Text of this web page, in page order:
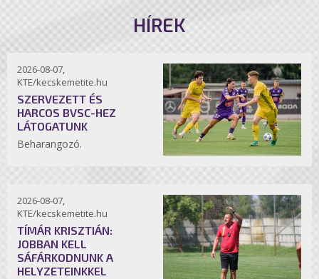
HÍREK
2026-08-07,
KTE/kecskemetite.hu
SZERVEZETT ÉS
HARCOS BVSC-HEZ
LÁTOGATUNK
Beharangozó.
2026-08-07,
KTE/kecskemetite.hu
TÍMÁR KRISZTIÁN:
JOBBAN KELL
SÁFÁRKODNUNK A
HELYZETEINKKEL